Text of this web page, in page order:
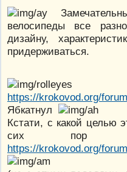
велосипеды все
дизайну,
придерживаться.
https://krokovod.org/
Ябкатнул
Кстати, с какой целью
сих пор
https://krokovod.org/